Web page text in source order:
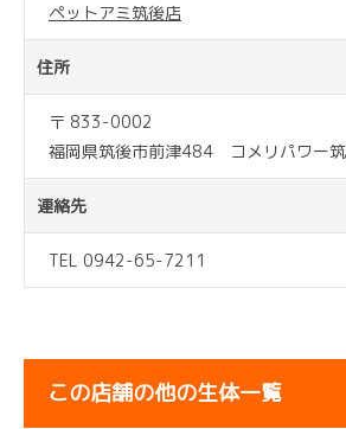
ペットアミ筑後店
住所
〒 833-0002
福岡県筑後市前津484 コメリパワー
連絡先
TEL 0942-65-7211
この店舗の他の生体一覧